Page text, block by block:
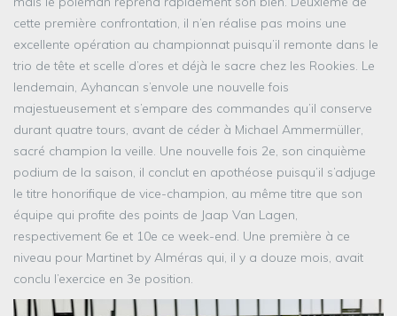
cette première confrontation, il n’en réalise pas moins une
excellente opération au championnat puisqu’il remonte dans le
trio de tête et scelle d’ores et déjà le sacre chez les Rookies. Le
lendemain, Ayhancan s’envole une nouvelle fois
majestueusement et s’empare des commandes qu’il conserve
durant quatre tours, avant de céder à Michael Ammermüller,
sacré champion la veille. Une nouvelle fois 2e, son cinquième
podium de la saison, il conclut en apothéose puisqu’il s’adjuge
le titre honorifique de vice-champion, au même titre que son
équipe qui profite des points de Jaap Van Lagen,
respectivement 6e et 10e ce week-end. Une première à ce
niveau pour Martinet by Alméras qui, il y a douze mois, avait
conclu l’exercice en 3e position.